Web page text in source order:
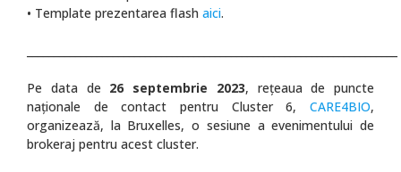
• Template prezentarea flash aici.
Pe data de 26 septembrie 2023, rețeaua de puncte
naționale de contact pentru Cluster 6, CARE4BIO,
organizează, la Bruxelles, o sesiune a evenimentului de
brokeraj pentru acest cluster.